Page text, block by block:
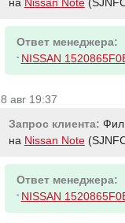
на Nissan Note
Ответ менеджера:
- NISSAN
8 авг 19:37
Запрос клиента:
на Nissan Note
Ответ менеджера:
- NISSAN